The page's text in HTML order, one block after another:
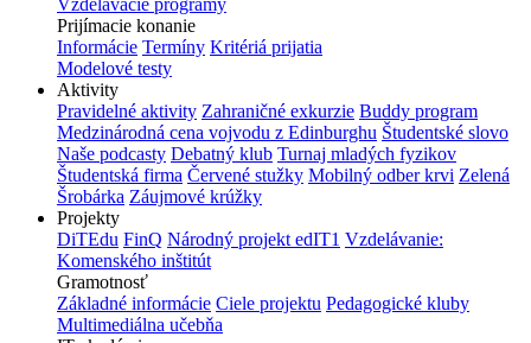
Vzdelávacie programy
Prijímacie konanie
Informácie Termíny Kritériá prijatia
Modelové testy
Aktivity
Pravidelné aktivity Zahraničné exkurzie Buddy program
Medzinárodná cena vojvodu z Edinburghu Študentské slovo
Naše podcasty Debatný klub Turnaj mladých fyzikov
Študentská firma Červené stužky Mobilný odber krvi Zelená
Šrobárka Záujmové krúžky
Projekty
DiTEdu FinQ Národný projekt edIT1 Vzdelávanie:
Komenského inštitút
Gramotnosť
Základné informácie Ciele projektu Pedagogické kluby
Multimediálna učebňa